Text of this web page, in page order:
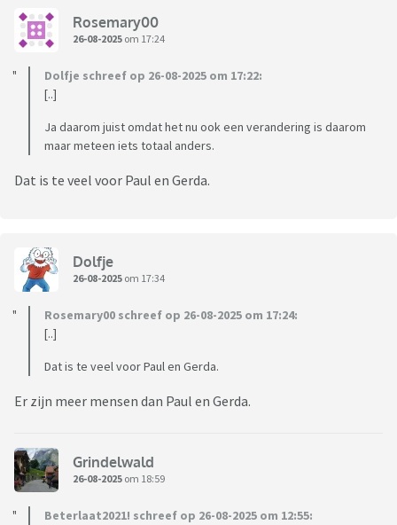
Rosemary00
26-08-2025 om 17:24
Dolfje schreef op 26-08-2025 om 17:22:
[..]
Ja daarom juist omdat het nu ook een verandering is daarom
maar meteen iets totaal anders.
Dat is te veel voor Paul en Gerda.
Dolfje
26-08-2025 om 17:34
Rosemary00 schreef op 26-08-2025 om 17:24:
[..]
Dat is te veel voor Paul en Gerda.
Er zijn meer mensen dan Paul en Gerda.
Grindelwald
26-08-2025 om 18:59
Beterlaat2021! schreef op 26-08-2025 om 12:55: